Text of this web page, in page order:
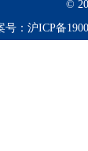
©
号： 沪ICP备